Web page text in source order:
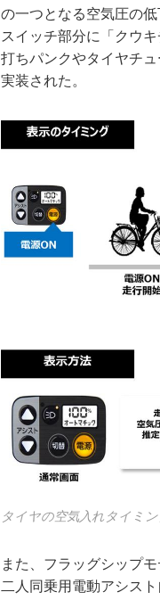
の一つとなる空気圧の
スイッチ部分に「クウ
打ちパンクやタイヤチ
実装された。
タイヤの空気入れタイミ
また、フラッグシップ
二人同乗用電動アシスト